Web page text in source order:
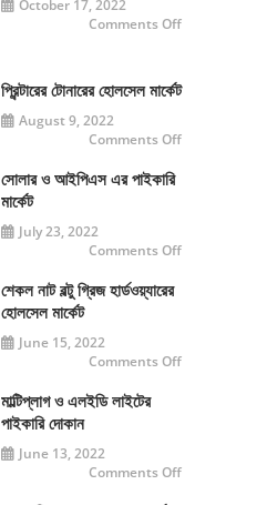
October 17, 2022
Comments Offon
পাইকারি
প্রিন্টারের টোনারের হোলসেল মার্কেট
August 9, 2022
Comments Offon
সোলার ও আইপিএস এর পাইকারি
মার্কেট
July 23, 2022
Comments Offon
শেকল নাট বল্টু গ্রিজ হার্ডওয়্যারের
হোলসেল মার্কেট
June 15, 2022
Comments Offon
মাল্টিপ্লাগ ও এলইডি লাইটের
পাইকারি দোকান
June 13, 2022
Comments Offon